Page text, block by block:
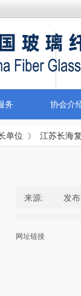
务 协会介
单位 》 江苏长海
来源: 发
网址链接